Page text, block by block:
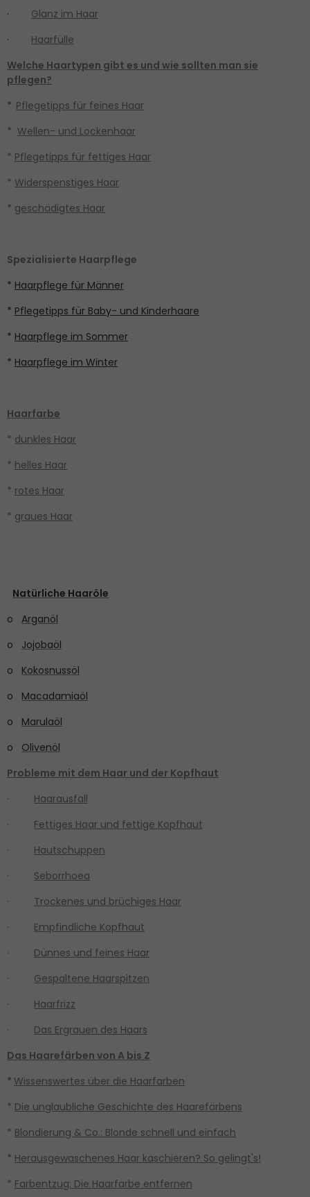
· Glanz im Haar
· Haarfülle
Welche Haartypen gibt es und wie sollten man sie
pflegen?
* Pflegetipps für feines Haar
* Wellen- und Lockenhaar
* Pflegetipps für fettiges Haar
* Widerspenstiges Haar
* geschädigtes Haar
Spezialisierte Haarpflege
* Haarpflege für Männer
* Pflegetipps für Baby- und Kinderhaare
* Haarpflege im Sommer
* Haarpflege im Winter
Haarfarbe
* dunkles Haar
* helles Haar
* rotes Haar
* graues Haar
Natürliche Haaröle
o Arganöl
o Jojobaöl
o Kokosnussöl
o Macadamiaöl
o Marulaöl
o Olivenöl
Probleme mit dem Haar und der Kopfhaut
· Haarausfall
· Fettiges Haar und fettige Kopfhaut
· Hautschuppen
· Seborrhoea
· Trockenes und brüchiges Haar
· Empfindliche Kopfhaut
· Dünnes und feines Haar
· Gespaltene Haarspitzen
· Haarfrizz
· Das Ergrauen des Haars
Das Haarefärben von A bis Z
* Wissenswertes über die Haarfarben
* Die unglaubliche Geschichte des Haarefärbens
* Blondierung & Co.: Blonde schnell und einfach
* Herausgewaschenes Haar kaschieren? So gelingt's!
* Farbentzug: Die Haarfarbe entfernen